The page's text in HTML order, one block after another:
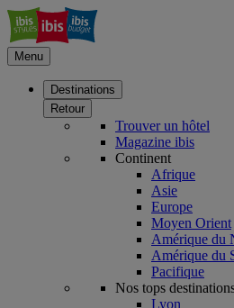
Menu
Destinations
Retour
Trouver un hôtel
Magazine ibis
Continent
Afrique
Asie
Europe
Moyen Orient
Amérique du
Amérique du
Pacifique
Nos tops
Lyon